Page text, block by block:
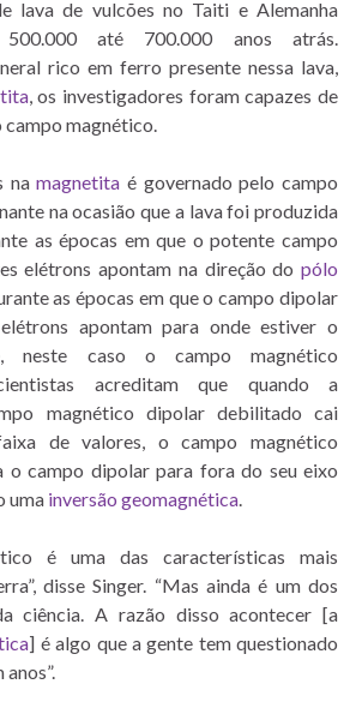
lava de vulcões no Taiti e Alemanha
até 700.000 anos atrás.
rico em ferro presente nessa lava,
, os investigadores foram capazes de
magnético.
namagnetita é governado pelo campo
na ocasião que a lava foi produzida
as épocas em que o potente campo
elétrons apontam na direção do pólo
as épocas em que o campo dipolar
apontam para onde estiver o
neste caso o campo magnético
acreditam que quando a
magnético dipolar debilitado cai
de valores, o campo magnético
o campo dipolar para fora do seu eixo
uma inversão geomagnética
é uma das características mais
disse Singer. “Mas ainda é um dos
ciência. A razão disso acontecer [a
] é algo que a gente tem questionado